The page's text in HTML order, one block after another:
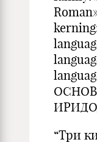
“Три